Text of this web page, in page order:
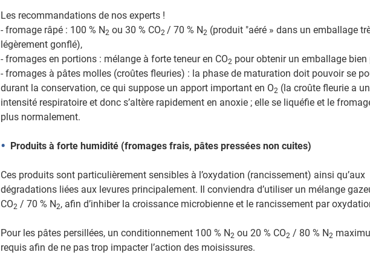
Les recommandations de nos experts !
- fromage râpé : 100 % N2 ou 30 % CO2 / 70 % N2 (produit "aéré » dans un emballage
légèrement gonflé),
- fromages en portions : mélange à forte teneur en CO2 pour obtenir un emballage bien
- fromages à pâtes molles (croûtes fleuries) : la phase de maturation doit pouvoir se
durant la conservation, ce qui suppose un apport important en O2 (la croûte fleurie a
intensité respiratoire et donc s’altère rapidement en anoxie ; elle se liquéfie et le
plus normalement.
Produits à forte humidité (fromages frais, pâtes pressées non cuites)
Ces produits sont particulièrement sensibles à l’oxydation (rancissement) ainsi qu’aux
dégradations liées aux levures principalement. Il conviendra d’utiliser un mélange
CO2 / 70 % N2, afin d’inhiber la croissance microbienne et le rancissement par
Pour les pâtes persillées, un conditionnement 100 % N2 ou 20 % CO2 / 80 % N2
requis afin de ne pas trop impacter l’action des moisissures.